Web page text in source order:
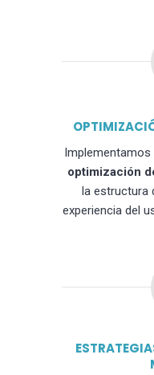
optimización
la estructura
experiencia del